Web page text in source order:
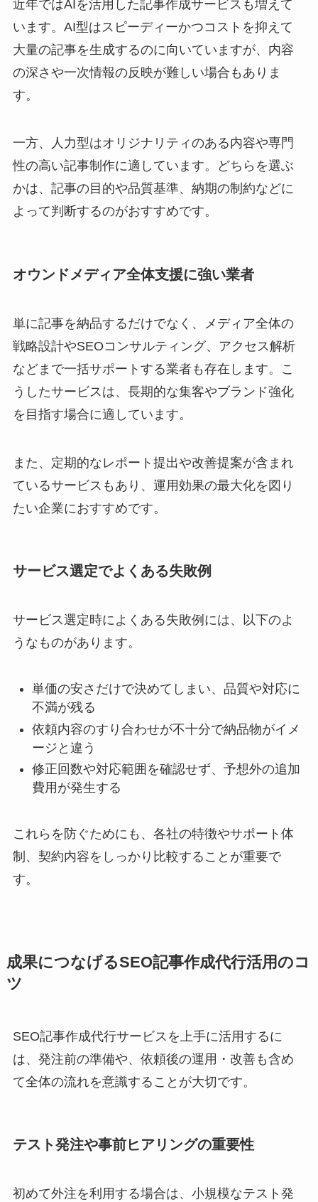
近年ではAIを活用した記事作成サービスも増えて
います。AI型はスピーディーかつコストを抑えて
大量の記事を生成するのに向いていますが、内容
の深さや一次情報の反映が難しい場合もありま
す。
一方、人力型はオリジナリティのある内容や専門
性の高い記事制作に適しています。どちらを選ぶ
かは、記事の目的や品質基準、納期の制約などに
よって判断するのがおすすめです。
オウンドメディア全体支援に強い業者
単に記事を納品するだけでなく、メディア全体の
戦略設計やSEOコンサルティング、アクセス解析
などまで一括サポートする業者も存在します。こ
うしたサービスは、長期的な集客やブランド強化
を目指す場合に適しています。
また、定期的なレポート提出や改善提案が含まれ
ているサービスもあり、運用効果の最大化を図り
たい企業におすすめです。
サービス選定でよくある失敗例
サービス選定時によくある失敗例には、以下のよ
うなものがあります。
単価の安さだけで決めてしまい、品質や対応に
不満が残る
依頼内容のすり合わせが不十分で納品物がイメ
ージと違う
修正回数や対応範囲を確認せず、予想外の追加
費用が発生する
これらを防ぐためにも、各社の特徴やサポート体
制、契約内容をしっかり比較することが重要で
す。
成果につなげるSEO記事作成代行活用のコ
ツ
SEO記事作成代行サービスを上手に活用するに
は、発注前の準備や、依頼後の運用・改善も含め
て全体の流れを意識することが大切です。
テスト発注や事前ヒアリングの重要性
初めて外注を利用する場合は、小規模なテスト発